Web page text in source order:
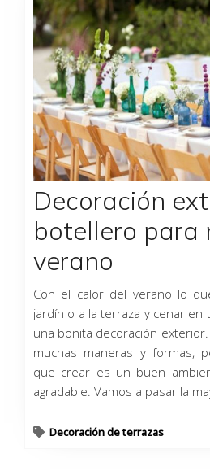
Decoración
botellero para
verano
Con el calor del verano lo
jardín o a la terraza y cenar en
una bonita decoración
muchas maneras y formas,
que crear es un buen
agradable. Vamos a pasar la
Decoración de terrazas